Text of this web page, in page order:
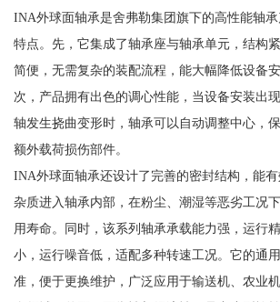
INA外球面轴承是舍弗勒集团旗下的高性能轴
特点。先，它集成了轴承座与轴承单元，结构
简便，无需复杂的装配流程，能大幅降低设备
次，产品拥有出色的调心性能，当设备安装出
轴发生挠曲变形时，轴承可以自动调整中心，
额外载荷损伤部件。
INA外球面轴承还设计了完善的密封结构，能
杂质进入轴承内部，在粉尘、潮湿等恶劣工况
用寿命。同时，该系列轴承承载能力强，运行
小，运行噪音低，适配多种转速工况。它的通
准，便于更换维护，广泛应用于输送机、农业